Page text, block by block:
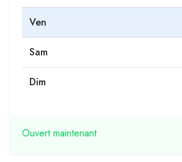
Ven
Sam
Dim
Ouvert maintenant